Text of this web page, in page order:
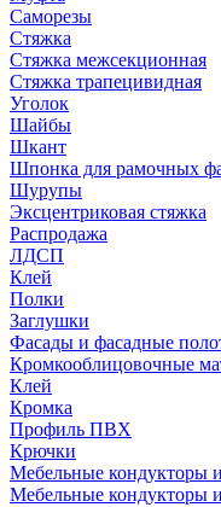
Саморезы
Стяжка
Стяжка межсекционная
Стяжка трапецивидная
Уголок
Шайбы
Шкант
Шпонка для рамочных
Шурупы
Эксцентриковая стяжка
Распродажа
ЛДСП
Клей
Полки
Заглушки
Фасады и фасадные
Кромкооблицовочные
Клей
Кромка
Профиль ПВХ
Крючки
Мебельные кондукторы
Мебельные кондукторы